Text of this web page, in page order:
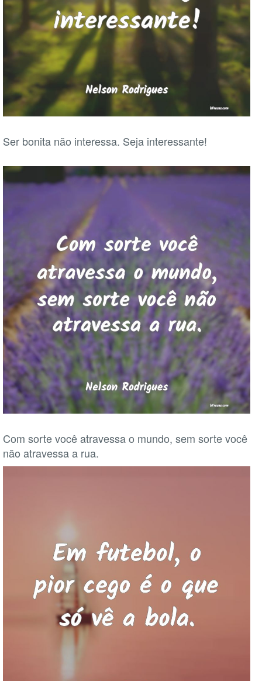
Ser bonita não interessa. Seja interessante!
Com sorte você atravessa o mundo, sem sorte você
não atravessa a rua.